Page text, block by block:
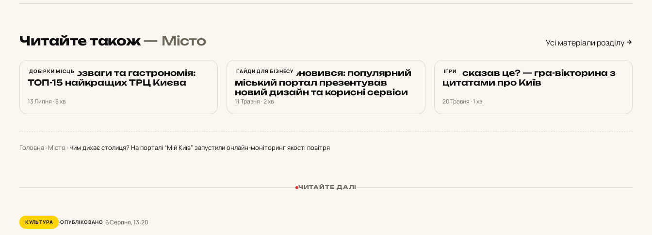
Читайте також— Місто Усі матеріали розділу
ДОБІРКИ МІСЦЬ
Шопінг, розваги та гастрономія:
ТОП-15 найкращих ТРЦ Києва
13 Липня · 5 хв
ГАЙДИ ДЛЯ БІЗНЕСУ
«Мій Київ» оновився: популярний
міський портал презентував
новий дизайн та корисні сервіси
11 Травня · 2 хв
ІГРИ
Хто сказав це? — гра-вікторина з
цитатами про Київ
20 Травня · 1 хв
Головна›Місто ›Чим дихає столиця? На порталі “Мій Київ” запустили онлайн-моніторинг якості повітря
ЧИТАЙТЕ ДАЛІ
КУЛЬТУРА ОПУБЛІКОВАНО 6 Серпня, 13:20